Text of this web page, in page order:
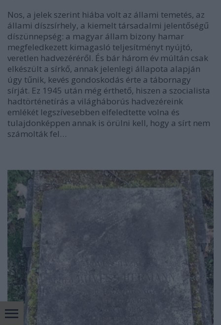
Nos, a jelek szerint hiába volt az állami temetés, az
állami díszsírhely, a kiemelt társadalmi jelentőségű
díszünnepség: a magyar állam bizony hamar
megfeledkezett kimagasló teljesítményt nyújtó,
veretlen hadvezéréről. És bár három év múltán csak
elkészült a sírkő, annak jelenlegi állapota alapján
úgy tűnik, kevés gondoskodás érte a tábornagy
sírját. Ez 1945 után még érthető, hiszen a szocialista
hadtörténetírás a világháborús hadvezéreink
emlékét legszívesebben elfeledtette volna és
tulajdonképpen annak is örülni kell, hogy a sírt nem
számolták fel…